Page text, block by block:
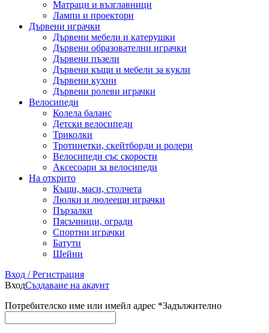
Матраци и възглавници
Лампи и проектори
Дървени играчки
Дървени мебели и катерушки
Дървени образователни играчки
Дървени пъзели
Дървени къщи и мебели за кукли
Дървени кухни
Дървени ролеви играчки
Велосипеди
Колела баланс
Детски велосипеди
Триколки
Тротинетки, скейтборди и ролери
Велосипеди със скорости
Аксесоари за велосипеди
На открито
Къщи, маси, столчета
Люлки и люлеещи играчки
Пързалки
Пясъчници, огради
Спортни играчки
Батути
Шейни
Вход / Регистрация
ВходСъздаване на акаунт
Потребителско име или имейл адрес *Задължително